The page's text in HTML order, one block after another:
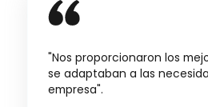
"Nos proporcionaron los
se adaptaban a las
empresa".